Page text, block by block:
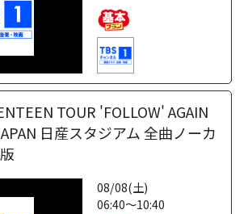
TOUR 'FOLLOW' AGAIN
日産スタジアム 全曲ノーカ
08/08(土)
06:40～10:40